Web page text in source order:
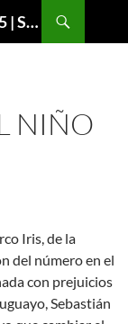
Chandal Atletico de Madrid 2024 2025 | SuperVigo
NIÑO
Iris, de la
del número en el
con prejuicios
Sebastián